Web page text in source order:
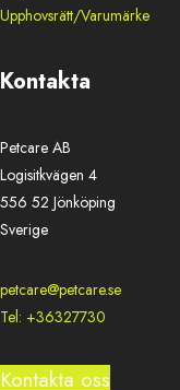
Upphovsrätt/Varumärke
Kontakta
Petcare AB
Logisitkvägen 4
556 52 Jönköping
Sverige
petcare@petcare.se
Tel: +36327730
Kontakta oss